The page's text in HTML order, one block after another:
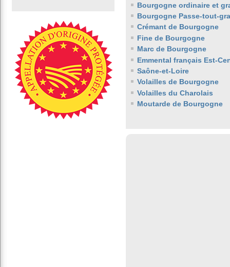
Bourgogne ordinaire et
Bourgogne Passe-tout-
Crémant de Bourgogne
Fine de Bourgogne
Marc de Bourgogne
Emmental français Est-
Saône-et-Loire
Volailles de Bourgogne
Volailles du Charolais
Moutarde de Bourgogne